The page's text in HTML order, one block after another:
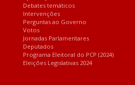
Debates temáticos
Intervenções
Perguntas ao Governo
Votos
Jornadas Parlamentares
Deputados
Programa Eleitoral do PCP (2024)
Eleições Legislativas 2024